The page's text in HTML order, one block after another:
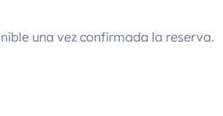
una vez confirmada la reserva.